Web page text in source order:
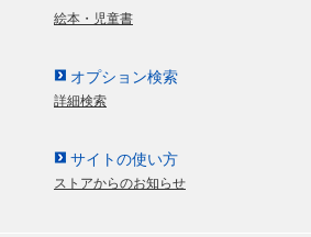
絵本・児童書
オプション検索
詳細検索
サイトの使い方
ストアからのお知らせ